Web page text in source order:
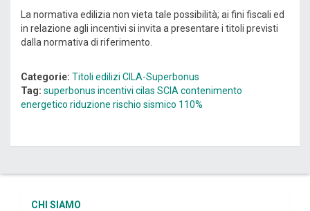
La normativa edilizia non vieta tale possibilità; ai fini fiscali ed
in relazione agli incentivi si invita a presentare i titoli previsti
dalla normativa di riferimento.
Categorie: Titoli edilizi CILA-Superbonus
Tag: superbonus incentivi cilas SCIA contenimento
energetico riduzione rischio sismico 110%
CHI SIAMO